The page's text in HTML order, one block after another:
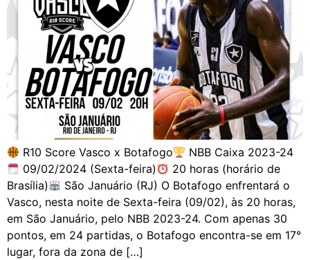
R10 Score Vasco x Botafogo
NBB Caixa 2023-24
09/02/2024 (Sexta-feira)
20 horas (horário de
Brasília)
São Januário (RJ) O Botafogo enfrentará o
Vasco, nesta noite de Sexta-feira (09/02), às 20 horas,
em São Januário, pelo NBB 2023-24. Com apenas 30
pontos, em 24 partidas, o Botafogo encontra-se em 17°
lugar, fora da zona de […]